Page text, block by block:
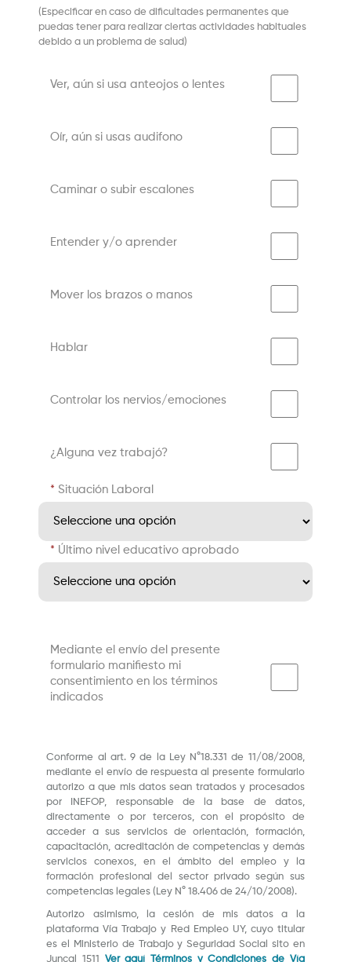
(Especificar en caso de dificultades permanentes que
puedas tener para realizar ciertas actividades habituales
debido a un problema de salud)
Ver, aún si usa anteojos o lentes
Oír, aún si usas audifono
Caminar o subir escalones
Entender y/o aprender
Mover los brazos o manos
Hablar
Controlar los nervios/emociones
¿Alguna vez trabajó?
Situación Laboral
Último nivel educativo aprobado
Mediante el envío del presente
formulario manifiesto mi
consentimiento en los términos
indicados
Conforme al art. 9 de la Ley N°18.331 de 11/08/2008,
mediante el envío de respuesta al presente formulario
autorizo a que mis datos sean tratados y procesados
por INEFOP, responsable de la base de datos,
directamente o por terceros, con el propósito de
acceder a sus servicios de orientación, formación,
capacitación, acreditación de competencias y demás
servicios conexos, en el ámbito del empleo y la
formación profesional del sector privado según sus
competencias legales (Ley N° 18.406 de 24/10/2008).
Autorizo asimismo, la cesión de mis datos a la
plataforma Vía Trabajo y Red Empleo UY, cuyo titular
es el Ministerio de Trabajo y Seguridad Social sito en
Juncal 1511 Ver aquí Términos y Condiciones de Vía